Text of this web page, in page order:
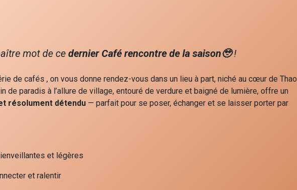
mot de cedernier Café rencontre de la saison🥹!
de cafés , on vous donne rendez-vous dans un lieu à part, niché au cœur de Thao
de paradis à l’allure de village, entouré de verdure et baigné de lumière, offre un
résolument détendu — parfait pour se poser, échanger et se laisser porter par
et légères
et ralentir